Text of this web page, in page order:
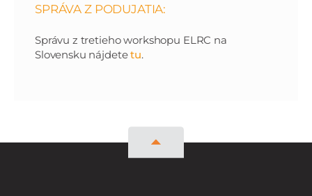
SPRÁVA Z PODUJATIA:
Správu z tretieho workshopu ELRC na
Slovensku nájdetetu.